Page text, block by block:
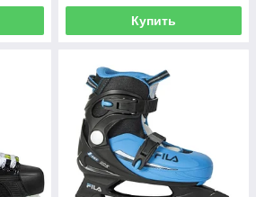
Купить